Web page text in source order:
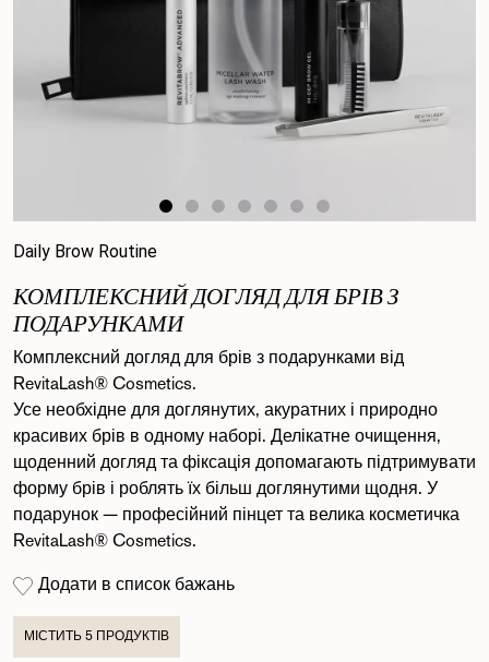
Daily Brow Routine
КОМПЛЕКСНИЙ ДОГЛЯД ДЛЯ БРІВ З
ПОДАРУНКАМИ
Комплексний догляд для брів з подарунками від
RevitaLash® Cosmetics.
Усе необхідне для доглянутих, акуратних і природно
красивих брів в одному наборі. Делікатне очищення,
щоденний догляд та фіксація допомагають підтримувати
форму брів і роблять їх більш доглянутими щодня. У
подарунок — професійний пінцет та велика косметичка
RevitaLash® Cosmetics.
Додати в список бажань
МІСТИТЬ 5 ПРОДУКТІВ